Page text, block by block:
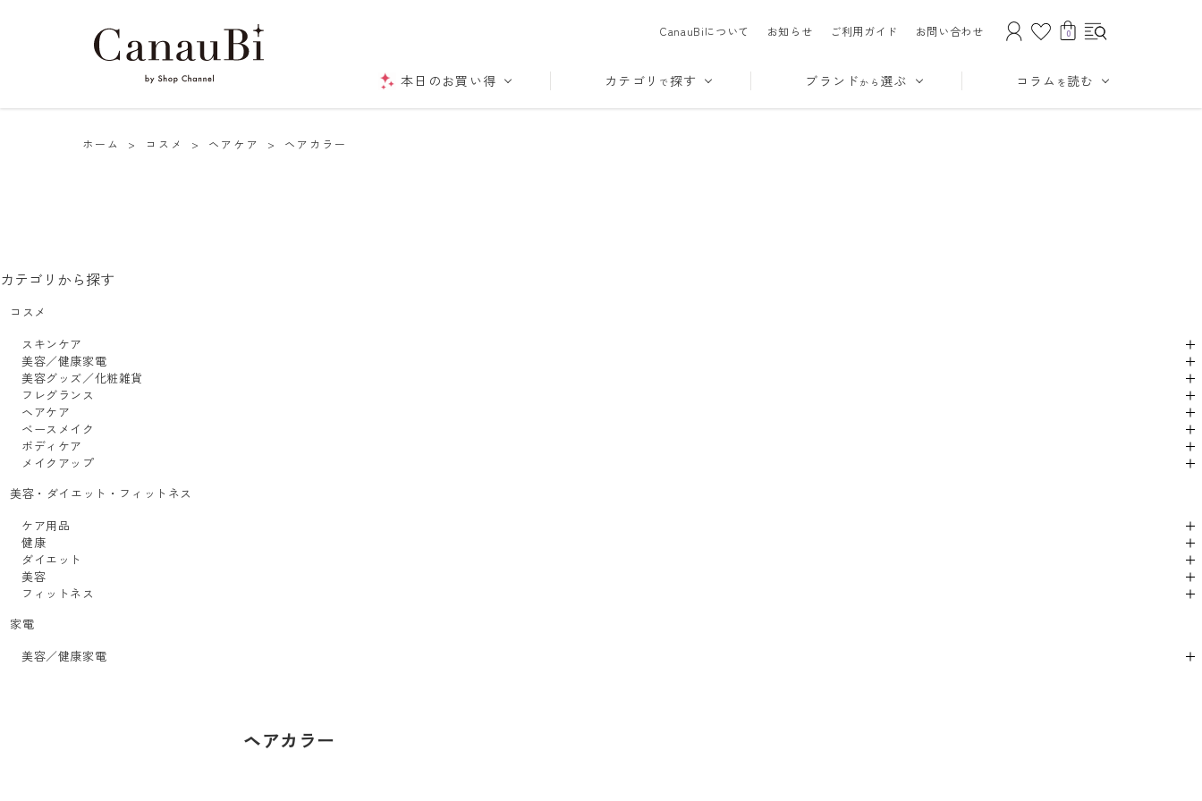
CanauBiについて お知らせ ご利用ガイド お問い合わせ 0
本日のお買い得 カテゴリ で探す ブランド から 選ぶ コラム を読む
ホーム > コスメ > ヘアケア > ヘアカラー
カテゴリから探す
コスメ
スキンケア
美容／健康家電
美容グッズ／化粧雑貨
フレグランス
ヘアケア
ベースメイク
ボディケア
メイクアップ
美容・ダイエット・フィットネス
ケア用品
健康
ダイエット
美容
フィットネス
家電
美容／健康家電
ヘアカラー